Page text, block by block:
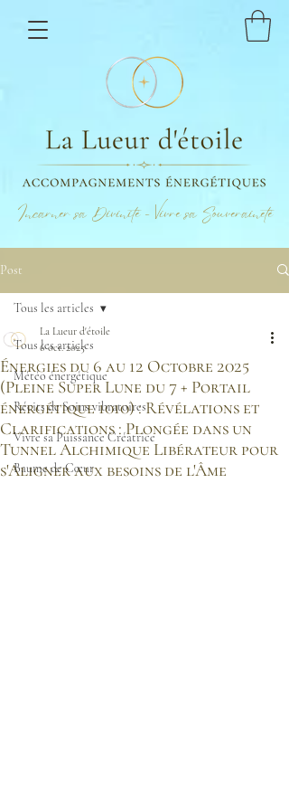
Incarner sa Divinité - Vivre sa Souveraineté
Post
Tous les articles
Météo énergétique
Récits de Soins vibratoires
Vivre sa Puissance Créatrice
Baume de Cœur
Tous les articles
Énergies du 6 au 12 Octobre 2025
(Pleine Super Lune du 7 + Portail
énergétique 1010) : Révélations et
Clarifications : Plongée dans un
Tunnel Alchimique Libérateur pour
s'Aligner aux besoins de l'Âme
La Lueur d'étoile
6 oct. 2025